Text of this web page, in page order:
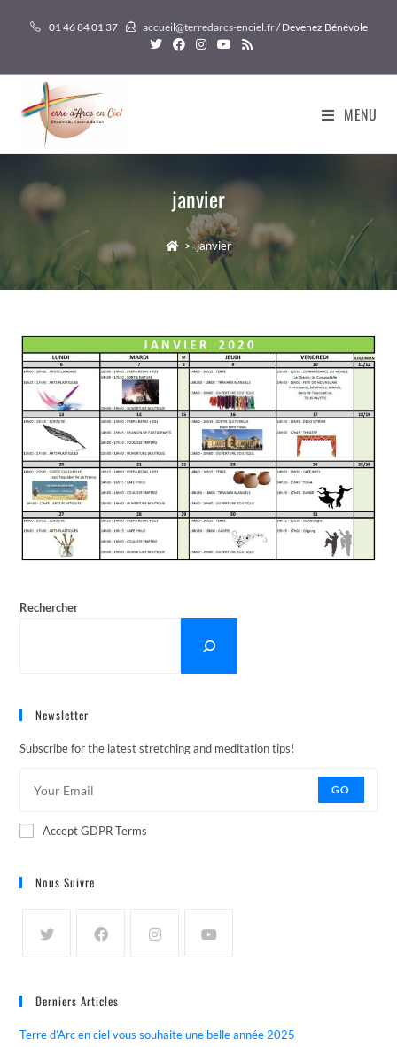
01 46 84 01 37 accueil@terredarcs-enciel.fr/ Devenez Bénévole
MENU
janvier
> janvier
Rechercher
Newsletter
Subscribe for the latest stretching and meditation tips!
GO
Accept GDPR Terms
Nous Suivre
Derniers Articles
Terre d’Arc en ciel vous souhaite une belle année 2025